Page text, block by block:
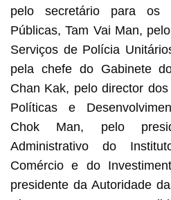
pelo secretário para os
Públicas, Tam Vai Man,
Serviços de Polícia
pela chefe do Gabinete
Chan Kak, pelo director
Políticas e
Chok Man, pelo
Administrativo do
Comércio e do
presidente da Autoridade